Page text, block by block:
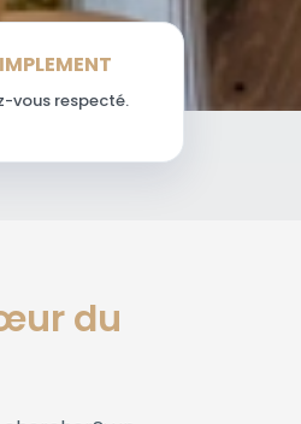
vous respecté.
du